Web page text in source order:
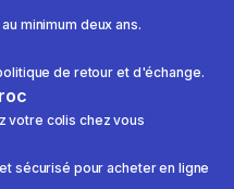
minimum deux ans.
de retour et d'échange.
votre colis chez vous
sécurisé pour acheter en ligne